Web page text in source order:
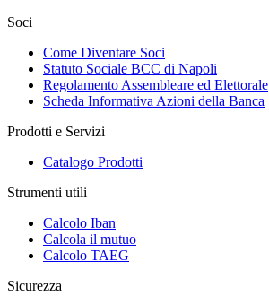
Soci
Come Diventare Soci
Statuto Sociale BCC di Napoli
Regolamento Assembleare ed Elettorale
Scheda Informativa Azioni della Banca
Prodotti e Servizi
Catalogo Prodotti
Strumenti utili
Calcolo Iban
Calcola il mutuo
Calcolo TAEG
Sicurezza